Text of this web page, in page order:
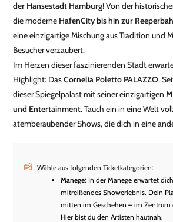
der Hansestadt Hamburg! Von der
die moderne HafenCity bis hin zur
eine einzigartige Mischung aus Tradition und
Besucher verzaubert.
Im Herzen dieser faszinierenden Stadt
Highlight: DasCornelia Poletto PALAZZO.
dieser Spiegelpalast mit seiner einzigartigen
und Entertainment. Tauch ein in eine Welt
atemberaubender Shows, die dich in eine
Wähle aus folgenden Ticketkategorien:
Manege: In der Manege erwartet
mitreißendes Showerlebnis. Dein
mitten im Geschehen – im Zentrum
Hier bist du den Artisten hautnah.